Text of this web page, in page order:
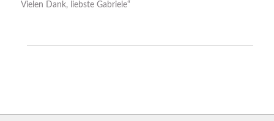
Vielen Dank, liebste Gabriele“